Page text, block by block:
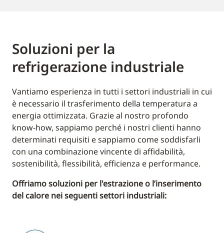
Soluzioni per la
refrigerazione industriale
Vantiamo esperienza in tutti i settori industriali in cui
è necessario il trasferimento della temperatura a
energia ottimizzata. Grazie al nostro profondo
know-how, sappiamo perché i nostri clienti hanno
determinati requisiti e sappiamo come soddisfarli
con una combinazione vincente di affidabilità,
sostenibilità, flessibilità, efficienza e performance.
Offriamo soluzioni per l'estrazione o l’inserimento
del calore nei seguenti settori industriali: